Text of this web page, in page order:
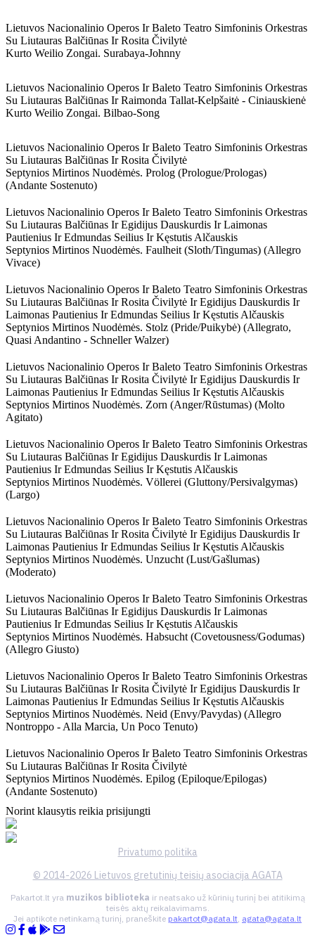
Lietuvos Nacionalinio Operos Ir Baleto Teatro Simfoninis Orkestras
Su Liutauras Balčiūnas Ir Rosita Čivilytė
Kurto Weilio Zongai. Surabaya-Johnny
Lietuvos Nacionalinio Operos Ir Baleto Teatro Simfoninis Orkestras
Su Liutauras Balčiūnas Ir Raimonda Tallat-Kelpšaitė - Ciniauskienė
Kurto Weilio Zongai. Bilbao-Song
Lietuvos Nacionalinio Operos Ir Baleto Teatro Simfoninis Orkestras
Su Liutauras Balčiūnas Ir Rosita Čivilytė
Septynios Mirtinos Nuodėmės. Prolog (prologue/prologas)
(andante Sostenuto)
Lietuvos Nacionalinio Operos Ir Baleto Teatro Simfoninis Orkestras
Su Liutauras Balčiūnas Ir Egidijus Dauskurdis Ir Laimonas
Pautienius Ir Edmundas Seilius Ir Kęstutis Alčauskis
Septynios Mirtinos Nuodėmės. Faulheit (sloth/tingumas) (allegro
Vivace)
Lietuvos Nacionalinio Operos Ir Baleto Teatro Simfoninis Orkestras
Su Liutauras Balčiūnas Ir Rosita Čivilytė Ir Egidijus Dauskurdis Ir
Laimonas Pautienius Ir Edmundas Seilius Ir Kęstutis Alčauskis
Septynios Mirtinos Nuodėmės. Stolz (pride/puikybė) (allegrato,
Quasi Andantino - Schneller Walzer)
Lietuvos Nacionalinio Operos Ir Baleto Teatro Simfoninis Orkestras
Su Liutauras Balčiūnas Ir Rosita Čivilytė Ir Egidijus Dauskurdis Ir
Laimonas Pautienius Ir Edmundas Seilius Ir Kęstutis Alčauskis
Septynios Mirtinos Nuodėmės. Zorn (anger/rūstumas) (molto
Agitato)
Lietuvos Nacionalinio Operos Ir Baleto Teatro Simfoninis Orkestras
Su Liutauras Balčiūnas Ir Egidijus Dauskurdis Ir Laimonas
Pautienius Ir Edmundas Seilius Ir Kęstutis Alčauskis
Septynios Mirtinos Nuodėmės. Völlerei (gluttony/persivalgymas)
(largo)
Lietuvos Nacionalinio Operos Ir Baleto Teatro Simfoninis Orkestras
Su Liutauras Balčiūnas Ir Rosita Čivilytė Ir Egidijus Dauskurdis Ir
Laimonas Pautienius Ir Edmundas Seilius Ir Kęstutis Alčauskis
Septynios Mirtinos Nuodėmės. Unzucht (lust/gašlumas)
(moderato)
Lietuvos Nacionalinio Operos Ir Baleto Teatro Simfoninis Orkestras
Su Liutauras Balčiūnas Ir Egidijus Dauskurdis Ir Laimonas
Pautienius Ir Edmundas Seilius Ir Kęstutis Alčauskis
Septynios Mirtinos Nuodėmės. Habsucht (covetousness/godumas)
(allegro Giusto)
Lietuvos Nacionalinio Operos Ir Baleto Teatro Simfoninis Orkestras
Su Liutauras Balčiūnas Ir Rosita Čivilytė Ir Egidijus Dauskurdis Ir
Laimonas Pautienius Ir Edmundas Seilius Ir Kęstutis Alčauskis
Septynios Mirtinos Nuodėmės. Neid (envy/pavydas) (allegro
Nontroppo - Alla Marcia, Un Poco Tenuto)
Lietuvos Nacionalinio Operos Ir Baleto Teatro Simfoninis Orkestras
Su Liutauras Balčiūnas Ir Rosita Čivilytė
Septynios Mirtinos Nuodėmės. Epilog (epiloque/epilogas)
(andante Sostenuto)
Norint klausytis reikia prisijungti
Privatumo politika
© 2014-2026 Lietuvos gretutinių teisių asociacija AGATA
Pakartot.lt yra muzikos biblioteka ir neatsako už kūrinių turinį bei atitikimą
teisės aktų reikalavimams.
Jei aptikote netinkamą turinį, praneškite pakartot@agata.lt, agata@agata.lt